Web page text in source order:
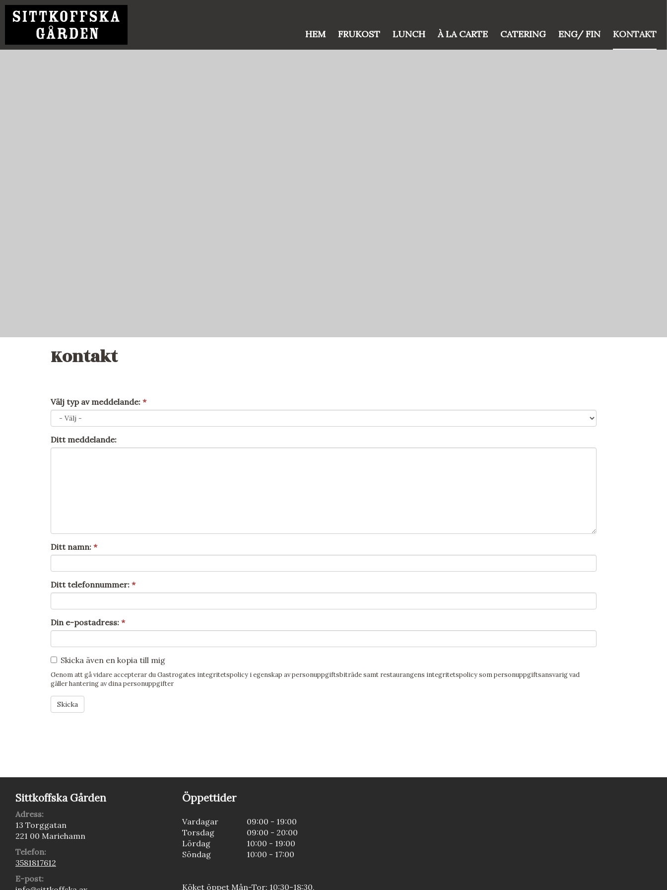
HEM FRUKOST LUNCH À LA CARTE CATERING ENG/ FIN KONTAKT
Kontakt
Välj typ av meddelande: *
Ditt meddelande:
Ditt namn: *
Ditt telefonnummer: *
Din e-postadress: *
Skicka även en kopia till mig
Genom att gå vidare accepterar du Gastrogates integritetspolicy i egenskap av personuppgiftsbiträde samt restaurangens integritetspolicy som personuppgiftsansvarig vad
gäller hantering av dina personuppgifter
Skicka
Sittkoffska Gården
Adress:
13 Torggatan
221 00 Mariehamn
Telefon:
3581817612
E-post:
Öppettider
Vardagar
09:00 - 19:00
Torsdag
09:00 - 20:00
Lördag
10:00 - 19:00
Söndag
10:00 - 17:00
Köket öppet Mån-Tor: 10:30-18:30,